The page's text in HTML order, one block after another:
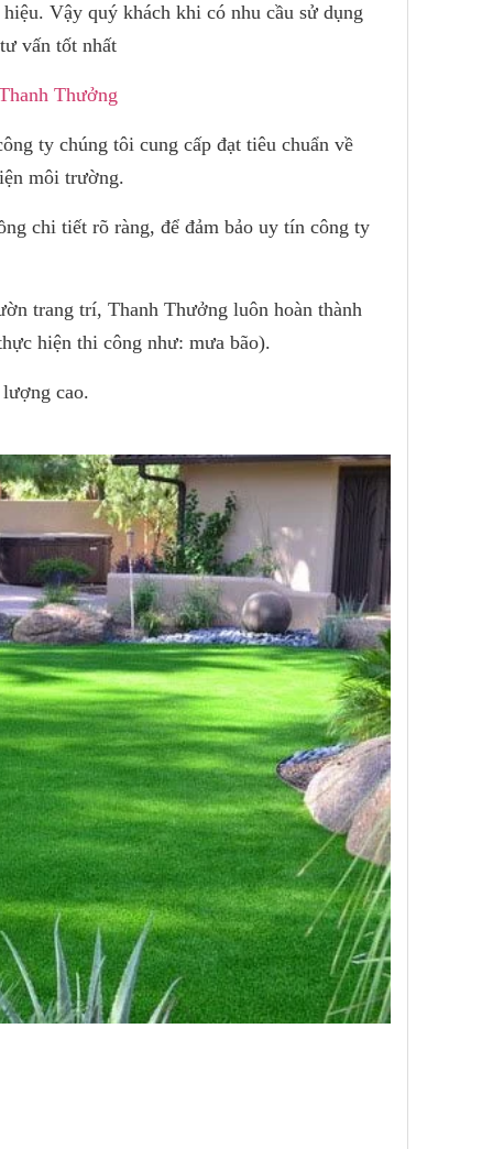
Vậy quý khách khi có nhu cầu sử dụng
vấn tốt nhất
Thưởng
ty chúng tôi cung cấp đạt tiêu chuẩn về
môi trường.
chi tiết rõ ràng, để đảm bảo uy tín công ty
trang trí, Thanh Thưởng luôn hoàn thành
hiện thi công như: mưa bão).
cao.